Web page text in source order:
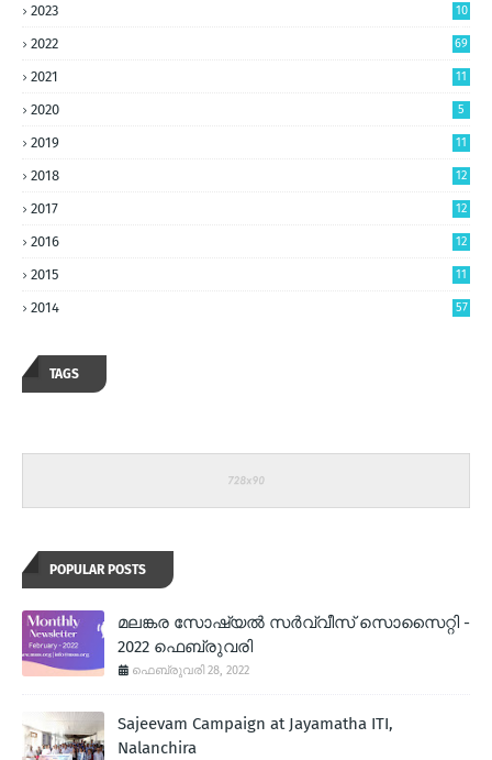
2023
10
2022 69
2021 11
2020 5
2019 11
2018 12
2017 12
2016 12
2015 11
2014 57
TAGS
POPULAR POSTS
മലങ്കര സോഷ്യല്‍ സര്‍വ്വീസ് സൊസൈറ്റി -
2022 ഫെബ്രുവരി
ഫെബ്രുവരി 28, 2022
Sajeevam Campaign at Jayamatha ITI,
Nalanchira